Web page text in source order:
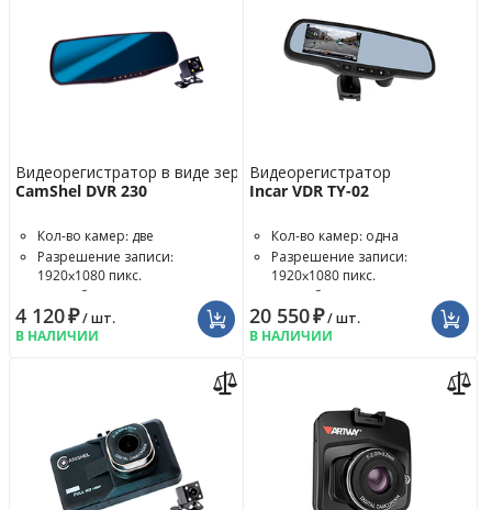
Видеорегистратор в виде зеркала
CamShel DVR 230
Кол-во камер: две
Разрешение записи:
1920x1080 пикс.
Угол обзора: 150°
4 120₽/ шт.
В НАЛИЧИИ
Видеорегистратор
Incar VDR TY-02
Кол-во камер: одна
Разрешение записи:
1920x1080 пикс.
Угол обзора: 120°
20 550₽/ шт.
В НАЛИЧИИ